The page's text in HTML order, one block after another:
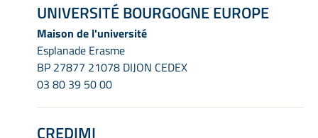
UNIVERSITÉ BOURGOGNE EUROPE
Maison de l'université
Esplanade Erasme
BP 27877 21078 DIJON CEDEX
03 80 39 50 00
CREDIMI